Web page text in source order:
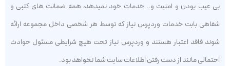
بی عیب بودن و امنیت و.. خدمات خود نمیدهد، همه ضمانت های کتبی و
شفاهی بابت خدمات وردپرس نیاز که توسط هر شخصی داخل مجموعه ارائه
شوند فاقد اعتبار هستند و وردپرس نیاز تحت هیچ شرایطی مسئول حوادث
احتمالی مانند از دست رفتن اطلاعات سایت شما نخواهد بود.